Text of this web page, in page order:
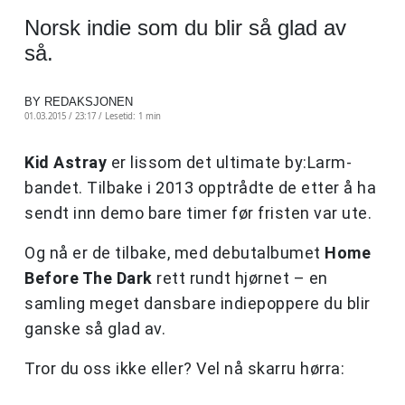
Norsk indie som du blir så glad av
så.
BY REDAKSJONEN
01.03.2015 / 23:17 / Lesetid: 1 min
Kid Astray er lissom det ultimate by:Larm-
bandet. Tilbake i 2013 opptrådte de etter å ha
sendt inn demo bare timer før fristen var ute.
Og nå er de tilbake, med debutalbumet Home
Before The Dark rett rundt hjørnet – en
samling meget dansbare indiepoppere du blir
ganske så glad av.
Tror du oss ikke eller? Vel nå skarru hørra: